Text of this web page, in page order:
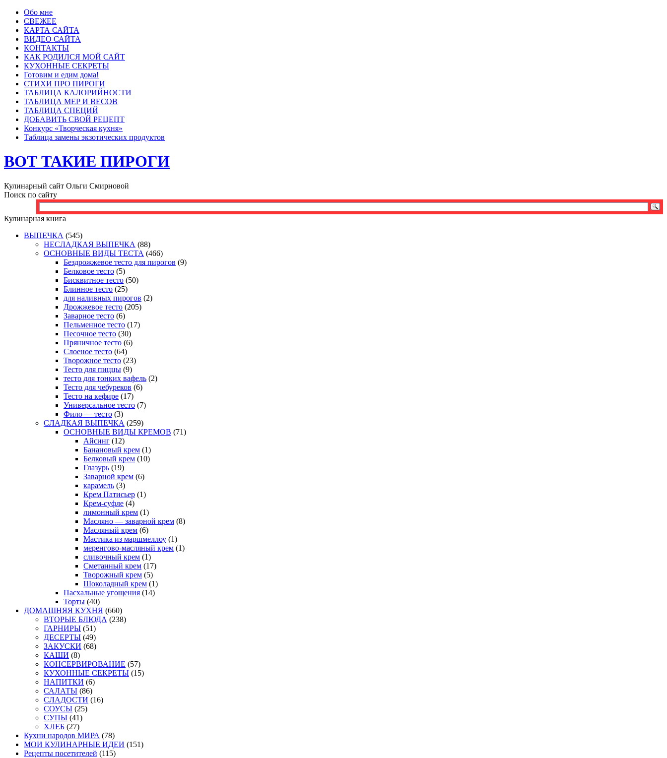
Обо мне
СВЕЖЕЕ
КАРТА САЙТА
ВИДЕО САЙТА
КОНТАКТЫ
КАК РОДИЛСЯ МОЙ САЙТ
КУХОННЫЕ СЕКРЕТЫ
Готовим и едим дома!
СТИХИ ПРО ПИРОГИ
ТАБЛИЦА КАЛОРИЙНОСТИ
ТАБЛИЦА МЕР И ВЕСОВ
ТАБЛИЦА СПЕЦИЙ
ДОБАВИТЬ СВОЙ РЕЦЕПТ
Конкурс «Творческая кухня»
Таблица замены экзотических продуктов
ВОТ ТАКИЕ ПИРОГИ
Кулинарный сайт Ольги Смирновой
Поиск по сайту
Кулинарная книга
ВЫПЕЧКА (545)
НЕСЛАДКАЯ ВЫПЕЧКА (88)
ОСНОВНЫЕ ВИДЫ ТЕСТА (466)
Бездрожжевое тесто для пирогов (9)
Белковое тесто (5)
Бисквитное тесто (50)
Блинное тесто (25)
для наливных пирогов (2)
Дрожжевое тесто (205)
Заварное тесто (6)
Пельменное тесто (17)
Песочное тесто (30)
Пряничное тесто (6)
Слоеное тесто (64)
Творожное тесто (23)
Тесто для пиццы (9)
тесто для тонких вафель (2)
Тесто для чебуреков (6)
Тесто на кефире (17)
Универсальное тесто (7)
Фило — тесто (3)
СЛАДКАЯ ВЫПЕЧКА (259)
ОСНОВНЫЕ ВИДЫ КРЕМОВ (71)
Айсинг (12)
Банановый крем (1)
Белковый крем (10)
Глазурь (19)
Заварной крем (6)
карамель (3)
Крем Патисьер (1)
Крем-суфле (4)
лимонный крем (1)
Масляно — заварной крем (8)
Масляный крем (6)
Мастика из маршмеллоу (1)
меренгово-масляный крем (1)
сливочный крем (1)
Сметанный крем (17)
Творожный крем (5)
Шоколадный крем (1)
Пасхальные угощения (14)
Торты (40)
ДОМАШНЯЯ КУХНЯ (660)
ВТОРЫЕ БЛЮДА (238)
ГАРНИРЫ (51)
ДЕСЕРТЫ (49)
ЗАКУСКИ (68)
КАШИ (8)
КОНСЕРВИРОВАНИЕ (57)
КУХОННЫЕ СЕКРЕТЫ (15)
НАПИТКИ (6)
САЛАТЫ (86)
СЛАДОСТИ (16)
СОУСЫ (25)
СУПЫ (41)
ХЛЕБ (27)
Кухни народов МИРА (78)
МОИ КУЛИНАРНЫЕ ИДЕИ (151)
Рецепты посетителей (115)